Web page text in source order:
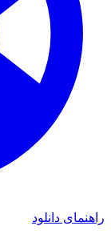
راهنمای دانلود